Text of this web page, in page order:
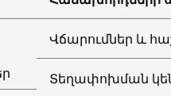
Վճարումներ և
Տեղափոխման